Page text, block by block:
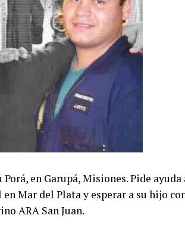
en Garupá, Misiones. Pide ayuda
Mar del Plata y esperar a su hijo
ARA San Juan.